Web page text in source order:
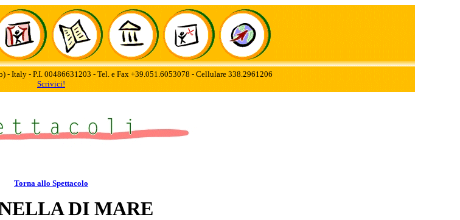
- Italy - P.I. 00486631203 - Tel. e Fax +39.051.6053078 - Cellulare 338.2961206
Scrivici!
Torna allo Spettacolo
DI MARE